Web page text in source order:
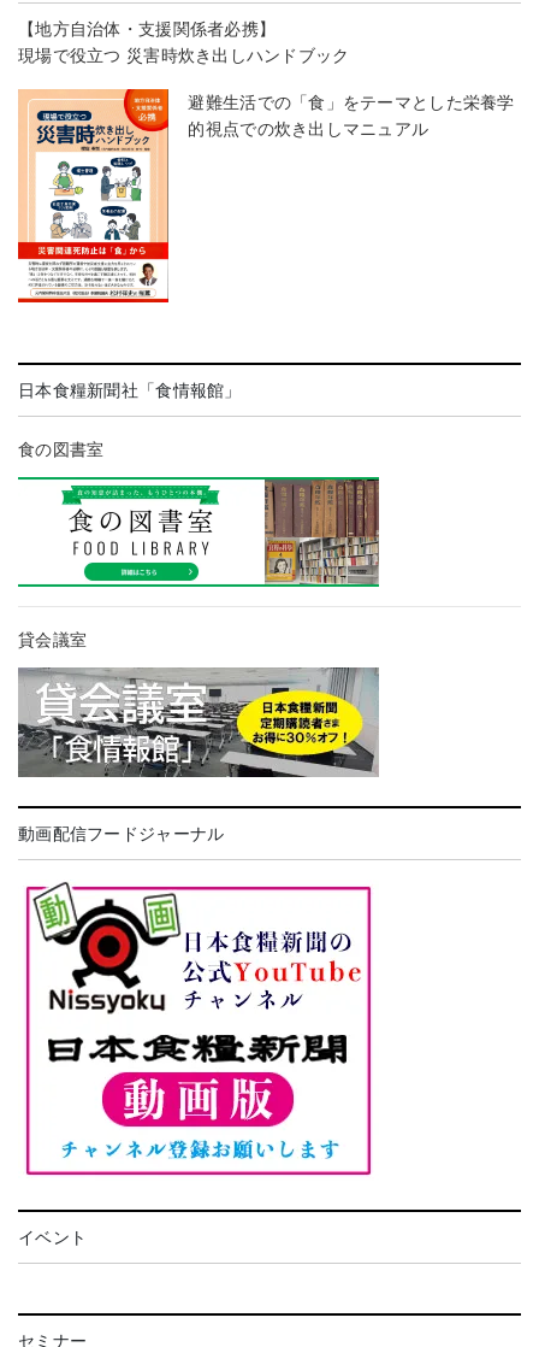
【地方自治体・支援関係者必携】
現場で役立つ 災害時炊き出しハンドブック
避難生活での「食」をテーマとした栄養学
的視点での炊き出しマニュアル
日本食糧新聞社「食情報館」
食の図書室
貸会議室
動画配信フードジャーナル
イベント
セミナー